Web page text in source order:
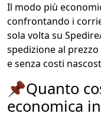
Il modo più
confrontando i
sola volta su
spedizione al
e senza costi
📌Quanto
economica